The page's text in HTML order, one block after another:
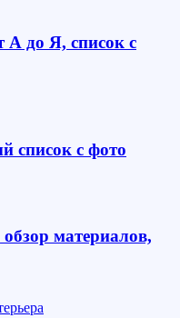
А до Я, список с
список с фото
материалов,